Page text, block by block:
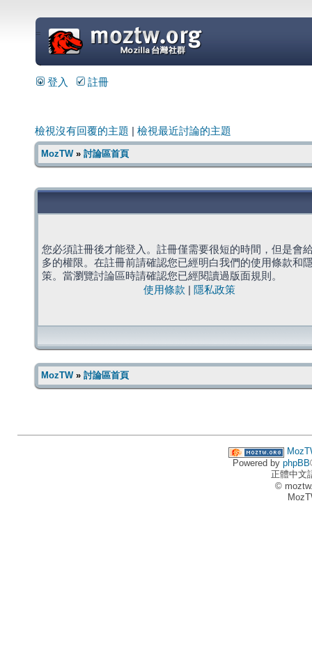
=
登入 註冊
檢視沒有回覆的主題 檢視最近討論的主題
MozTW» 討論區首頁
您必須註冊後才能登入。註冊僅需要很短的時間，但是會
多的權限。在註冊前請確認您已經明白我們的使用條款和
策。當瀏覽討論區時請確認您已經閱讀過版面規則。
使用條款
隱私政策
MozTW» 討論區首頁
Powered by phpBB
正體中文
©